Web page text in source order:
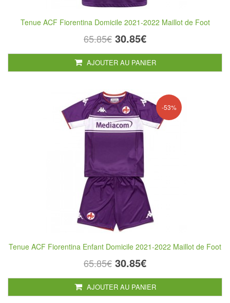
Tenue ACF Fiorentina Domicile 2021-2022 Maillot de Foot
65.85€ 30.85€
AJOUTER AU PANIER
-53%
Tenue ACF Fiorentina Enfant Domicile 2021-2022 Maillot de Foot
65.85€ 30.85€
AJOUTER AU PANIER